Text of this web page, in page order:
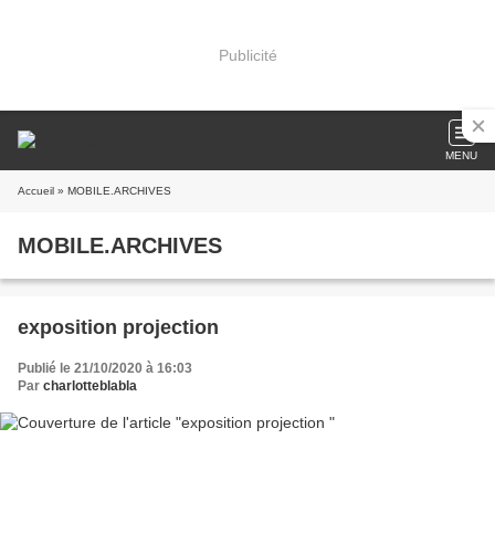
Publicité
MENU
Accueil » MOBILE.ARCHIVES
MOBILE.ARCHIVES
exposition projection
Publié le 21/10/2020 à 16:03
Par charlotteblabla